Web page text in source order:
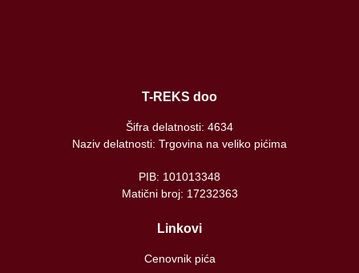
T-REKS doo
Šifra delatnosti: 4634
Naziv delatnosti: Trgovina na veliko pićima
PIB: 101013348
Matični broj: 17232363
Linkovi
Cenovnik pića